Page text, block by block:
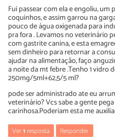
Fui passear com ela e engoliu, um
coquinhos, e assim garrou na
pouco de água oxigenada para
pra fora . Levamos no veterinário
com gastrite canina, e esta
sem dinheiro para retornar a
ajudar na alimentação, faço
a noite da mt febre .Tenho 1 vidro
250mg/5ml+62,5/5 ml?
pode ser administrado ate eu
veterinário? Vcs sabe a gente
carinhosa.Poderiam esta me
Ver1resposta Responder